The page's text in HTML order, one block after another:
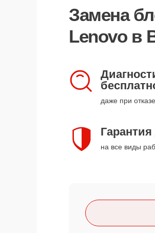
Замена
Lenovo в
даже при
на все виды